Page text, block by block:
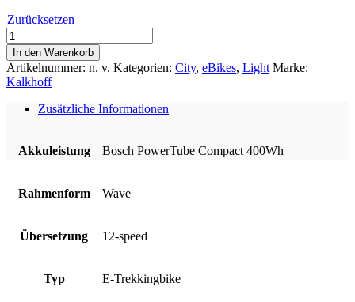
Zurücksetzen
Kalkhoff
Endeavour
L
Excite
Wave
400Wh
In den Warenkorb
Artikelnummer: n. v. Kategorien: City, eBikes, Light Marke:
Kalkhoff
Zusätzliche Informationen
Akkuleistung Bosch PowerTube Compact 400Wh
Rahmenform Wave
Übersetzung 12-speed
Typ E-Trekkingbike